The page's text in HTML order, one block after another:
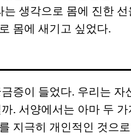
생각으로 몸에 진한
몸에 새기고 싶었다.
증이 들었다. 우리는
. 서양에서는 아마 두
지극히 개인적인 것으